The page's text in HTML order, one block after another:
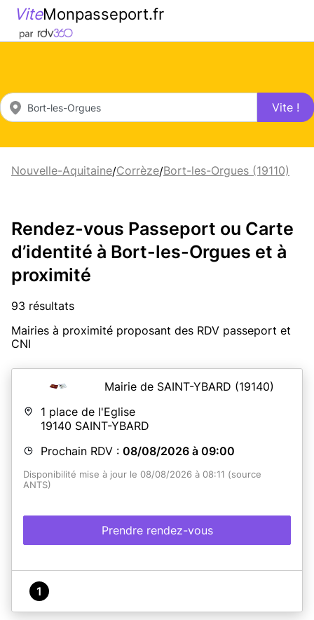
ViteMonpasseport.fr
Vite !
Nouvelle-Aquitaine/Corrèze/Bort-les-Orgues (19110)
Rendez-vous Passeport ou Carte
d’identité à Bort-les-Orgues et à
proximité
93 résultats
Mairies à proximité proposant des RDV passeport et
CNI
Mairie de SAINT-YBARD (19140)
1 place de l'Eglise
19140 SAINT-YBARD
Prochain RDV : 08/08/2026 à 09:00
Disponibilité mise à jour le 08/08/2026 à 08:11 (source
ANTS)
Prendre rendez-vous
1